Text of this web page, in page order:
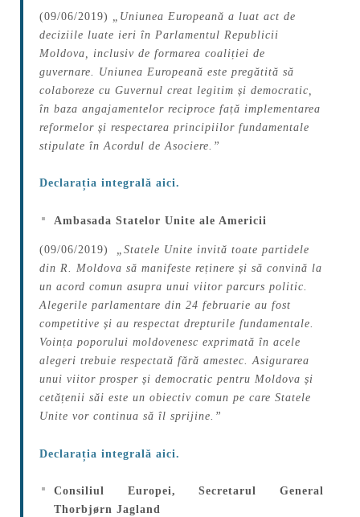
(09/06/2019)
„Uniunea Europeană a luat act de
deciziile luate ieri în Parlamentul Republicii
Moldova, inclusiv de formarea coaliției de
guvernare. Uniunea Europeană este pregătită să
colaboreze cu Guvernul creat legitim și democratic,
în baza angajamentelor reciproce față implementarea
reformelor și respectarea principiilor fundamentale
stipulate în Acordul de Asociere.”
Declarația integrală aici.
Ambasada Statelor Unite ale Americii
(09/06/2019)
Statele Unite invită toate partidele
din R. Moldova să manifeste reținere și să convină la
un acord comun asupra unui viitor parcurs politic.
Alegerile parlamentare din 24 februarie au fost
competitive și au respectat drepturile fundamentale.
Voința poporului moldovenesc exprimată în acele
alegeri trebuie respectată fără amestec. Asigurarea
unui viitor prosper și democratic pentru Moldova și
cetățenii săi este un obiectiv comun pe care Statele
Unite vor continua să îl sprijine.”
Declarația integrală aici.
Consiliul Europei, Secretarul General
Thorbjørn Jagland